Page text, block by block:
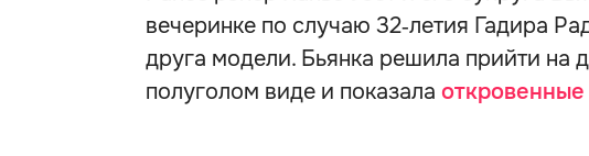
вечеринке по случаю 32‑летия Гадира
друга модели. Бьянка решила прийти на
полуголом виде и показала